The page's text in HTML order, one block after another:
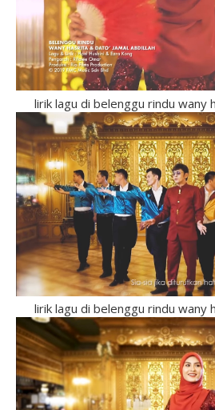
lirik lagu di belenggu rindu wany
lirik lagu di belenggu rindu wany